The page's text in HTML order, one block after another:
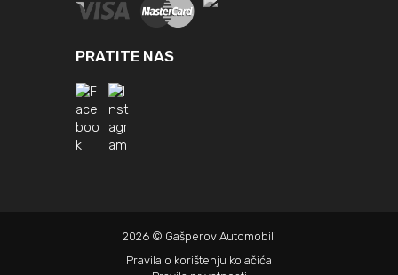
PRATITE NAS
2026 © Gašperov Automobili
Pravila o korištenju kolačića